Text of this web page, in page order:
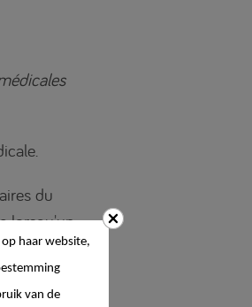
du
lorsqu'un
haar website,
van de